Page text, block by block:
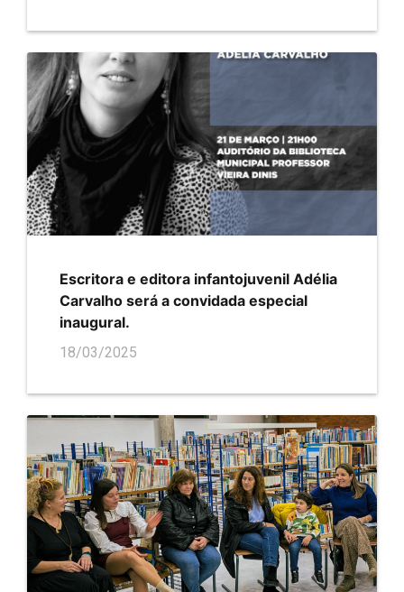
Escritora e editora infantojuvenil Adélia
Carvalho será a convidada especial
inaugural.
18/03/2025